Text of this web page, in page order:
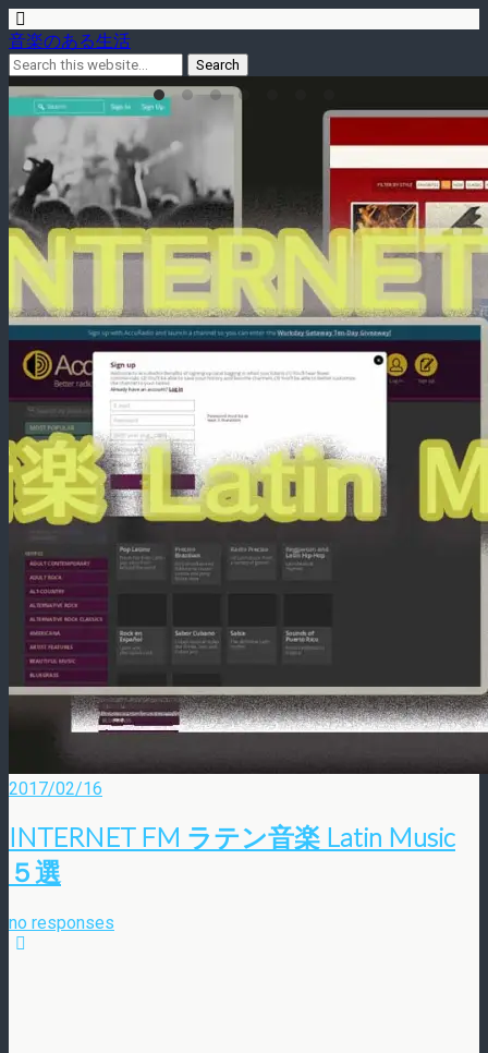
音楽のある生活
2017/02/16
INTERNET FM ラテン音楽 Latin Music
2017/02/16
INTERNET FM ラテン音楽 Latin Music
５選
no responses